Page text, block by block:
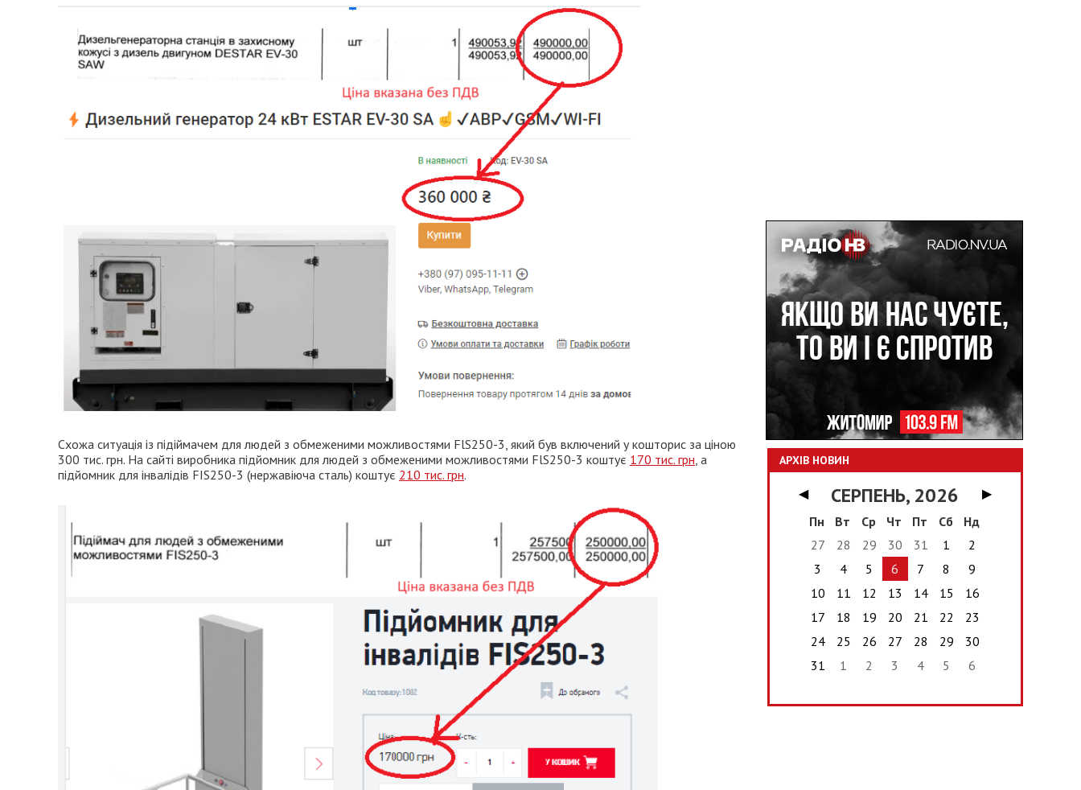
Схожа ситуація із пiдiймачем для людей з обмеженими можливостями FlS250-3, який був включений у кошторис за ціною
300 тис. грн. На сайті виробника підйомник для людей з обмеженими можливостями FlS250-3 коштує 170 тис. грн, а
підйомник для інвалідів FIS250-3 (нержавіюча сталь) коштує 210 тис. грн.
АРХІВ НОВИН
◀ СЕРПЕНЬ, 2026
▶
Пн
Вт Ср Чт Пт Сб
Нд
27
28 29 30 31 1
2
3
4 5 6 7 8
9
10
11 12 13 14 15
16
17
18 19 20 21 22
23
24
25 26 27 28 29
30
31
1 2 3 4 5 6